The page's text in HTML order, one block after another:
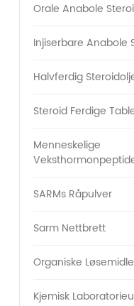
Orale Anabole
Injiserbare Anabole
Halvferdig
Steroid Ferdige
Menneskelige
SARMs Råpulver
Sarm Nettbrett
Organiske
Kjemisk